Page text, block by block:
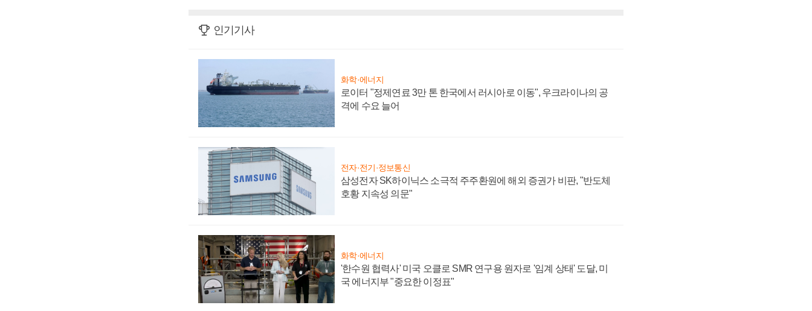
인기기사
화학·에너지
로이터 "정제연료 3만 톤 한국에서 러시아로 이동", 우크라이나의 공
격에 수요 늘어
전자·전기·정보통신
삼성전자 SK하이닉스 소극적 주주환원에 해외 증권가 비판, "반도체
호황 지속성 의문"
화학·에너지
'한수원 협력사' 미국 오클로 SMR 연구용 원자로 '임계 상태' 도달, 미
국 에너지부 "중요한 이정표"